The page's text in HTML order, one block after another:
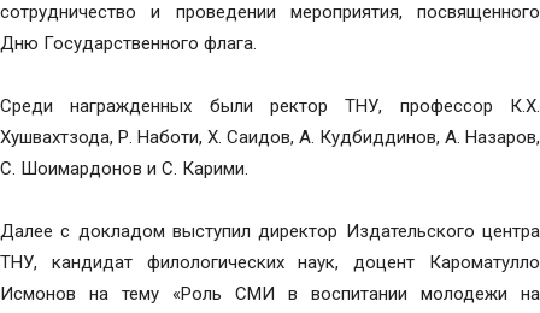
сотрудничество и проведении мероприятия, посвященного
Дню Государственного флага.
Среди награжденных были ректор ТНУ, профессор К.Х.
Хушвахтзода, Р. Наботи, Х. Саидов, А. Кудбиддинов, А. Назаров,
С. Шоимардонов и С. Карими.
Далее с докладом выступил директор Издательского центра
ТНУ, кандидат филологических наук, доцент Кароматулло
Исмонов на тему «Роль СМИ в воспитании молодежи на